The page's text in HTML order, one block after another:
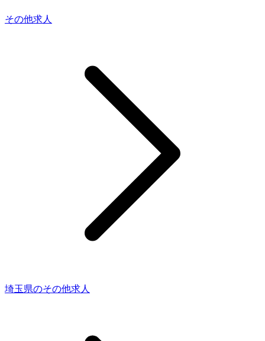
その他求人
埼玉県のその他求人